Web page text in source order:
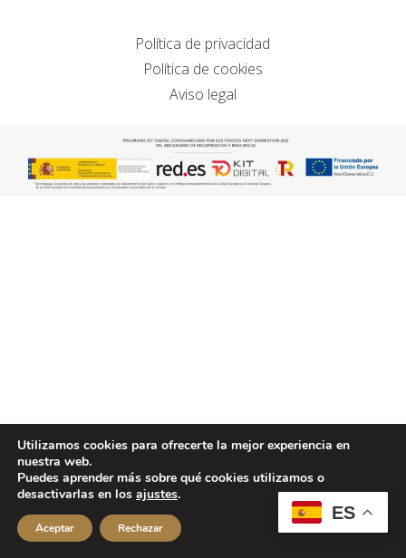
Política de privacidad
Política de cookies
Aviso legal
ES
Utilizamos cookies para ofrecerte la mejor experiencia en
nuestra web.
Puedes aprender más sobre qué cookies utilizamos o
desactivarlas en los ajustes.
Aceptar Rechazar